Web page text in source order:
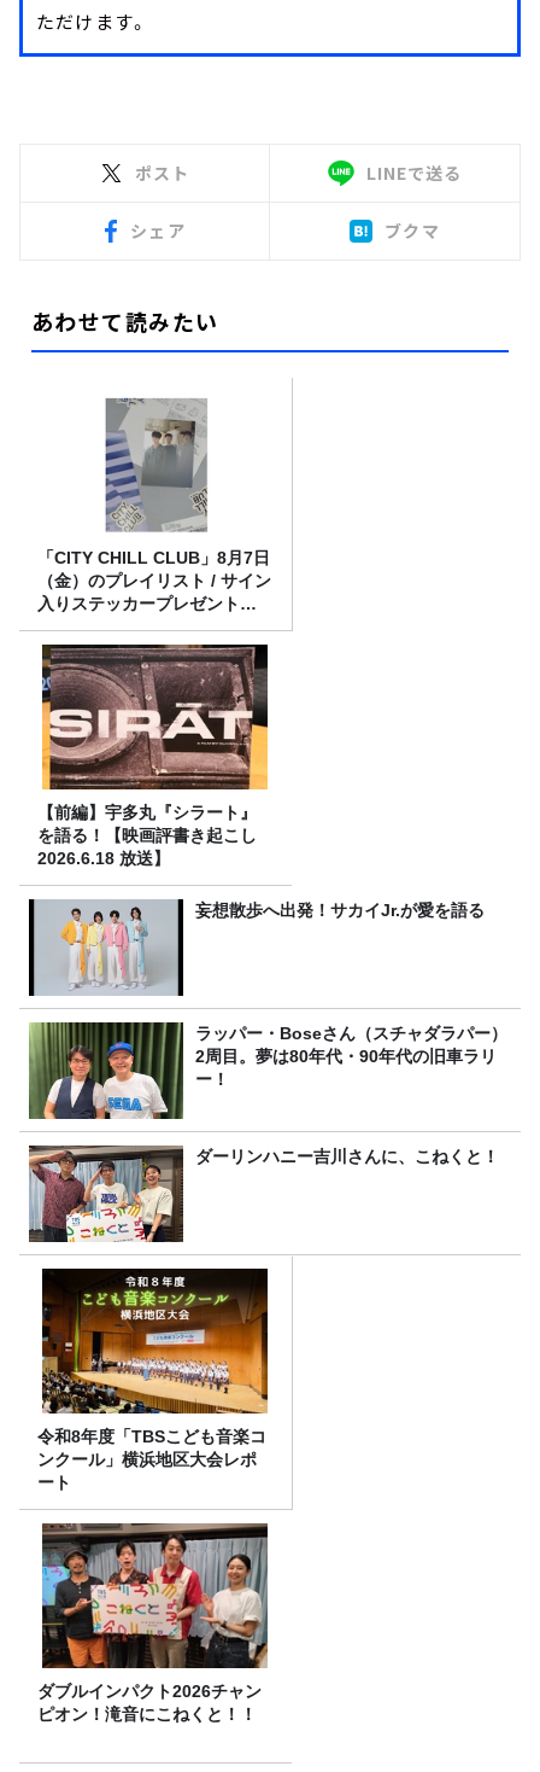
ただけます。
ポスト LINEで送る
シェア ブクマ
あわせて読みたい
「CITY CHILL CLUB」8月7日
（金）のプレイリスト / サイン
入りステッカープレゼント有
り
【前編】宇多丸『シラート』
を語る！【映画評書き起こし
2026.6.18 放送】
妄想散歩へ出発！サカイJr.が愛を語る
ラッパー・Boseさん（スチャダラパー）
2周目。夢は80年代・90年代の旧車ラリ
ー！
ダーリンハニー吉川さんに、こねくと！
令和8年度「TBSこども音楽コ
ンクール」横浜地区大会レポ
ート
ダブルインパクト2026チャン
ピオン！滝音にこねくと！！